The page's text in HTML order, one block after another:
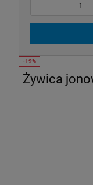
Żywica